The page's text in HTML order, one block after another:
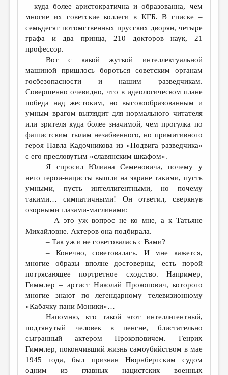
– куда более аристократична и образованна, чем
многие их советские коллеги в КГБ. В списке –
семьдесят потомственных прусских дворян, четыре
графа и два принца, 210 докторов наук, 21
профессор.
Вот с какой жуткой интеллектуальной
машиной пришлось бороться советским органам
госбезопасности и нашим разведчикам.
Совершенно очевидно, что в идеологическом плане
победа над жестоким, но высокообразованным и
умным врагом выглядит для нормального читателя
или зрителя куда более значимой, чем прогулка по
фашистским тылам незабвенного, но примитивного
героя Павла Кадочникова из «Подвига разведчика»
с его пресловутым «славянским шкафом».
Я спросил Юлиана Семеновича, почему у
него герои-нацисты вышли на экране такими, пусть
умными, пусть интеллигентными, но почему
такими… симпатичными! Он ответил, сверкнув
озорными глазами-маслинами:
– А это уж вопрос не ко мне, а к Татьяне
Михайловне. Актеров она подбирала.
– Так уж и не советовалась с Вами?
– Конечно, советовалась. И мне кажется,
многие образы вполне достоверны, есть порой
потрясающее портретное сходство. Например,
Гиммлер – артист Николай Прокопович, которого
многие знают по легендарному телевизионному
«Кабачку пани Моники»…
Напомню, кто такой этот интеллигентный,
подтянутый человек в пенсне, блистательно
сыгранный актером Прокоповичем. Генрих
Гиммлер, покончивший жизнь самоубийством в мае
1945 года, был признан Нюрнбергским судом
одним из главных нацистских военных